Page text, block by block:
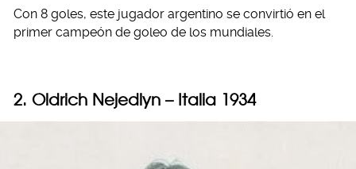
Con 8 goles, este jugador argentino se convirtió en el
primer campeón de goleo de los mundiales.
2. Oldrich Nejedlyn – Italia 1934